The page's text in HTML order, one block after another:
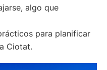
algo que
para planificar
Ciotat.